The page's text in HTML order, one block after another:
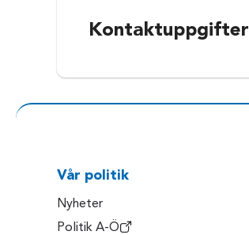
Kontaktuppgifter
Vår politik
Nyheter
Politik A-Ö